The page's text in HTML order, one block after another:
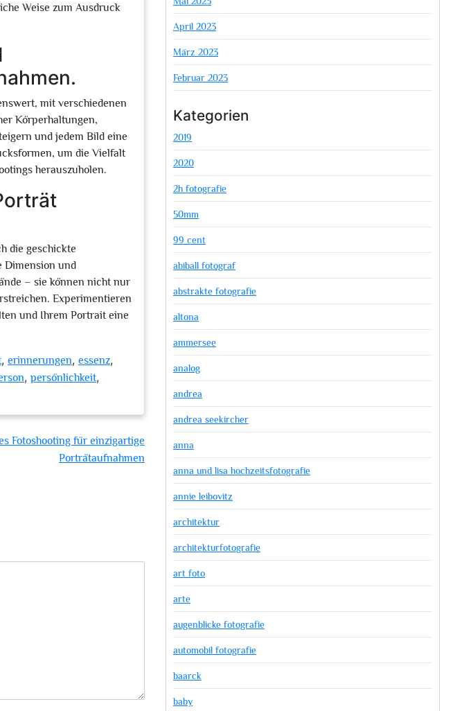
Weise zum Ausdruck
mit verschiedenen
Körperhaltungen,
und jedem Bild eine
um die Vielfalt
herauszuholen.
die geschickte
Dimension und
– sie können nicht nur
Experimentieren
und Ihrem Portrait eine
, erinnerungen, essenz,
, persönlichkeit,
Fotoshooting für einzigartige
Porträtaufnahmen
April 2023
März 2023
Februar 2023
Kategorien
2019
2020
2h fotografie
50mm
99 cent
abiball fotograf
abstrakte fotografie
altona
ammersee
analog
andrea
andrea seekircher
anna
anna und lisa hochzeitsfotografie
annie leibovitz
architektur
architekturfotografie
art foto
arte
augenblicke fotografie
automobil fotografie
baarck
baby